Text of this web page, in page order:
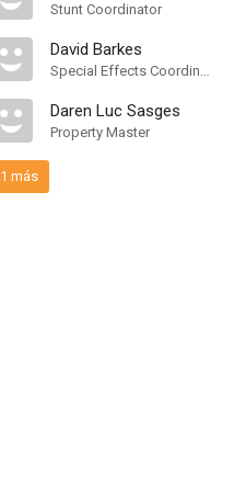
Stunt Coordinator
David Barkes
Special Effects Coordinator
Daren Luc Sasges
Property Master
1 más